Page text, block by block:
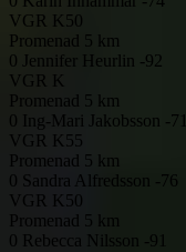
VGR K50
Promenad 5 km
0 Jennifer Heurlin -92
VGR K
Promenad 5 km
0 Ing-Mari Jakobsson -71
VGR K55
Promenad 5 km
0 Sandra Alfredsson -76
VGR K50
Promenad 5 km
0 Rebecca Nilsson -91